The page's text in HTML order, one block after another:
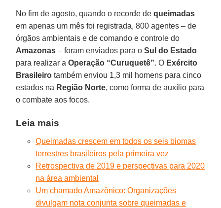
No fim de agosto, quando o recorde dequeimadas
em apenas um mês foi registrada, 800 agentes – de
órgãos ambientais e de comando e controle do
Amazonas – foram enviados para oSul do Estado
para realizar aOperação “Curuquetê”. O Exército
Brasileiro também enviou 1,3 mil homens para cinco
estados na Região Norte, como forma de auxílio para
o combate aos focos.
Leia mais
Queimadas crescem em todos os seis biomas
terrestres brasileiros pela primeira vez
Retrospectiva de 2019 e perspectivas para 2020
na área ambiental
Um chamado Amazônico: Organizações
divulgam nota conjunta sobre queimadas e